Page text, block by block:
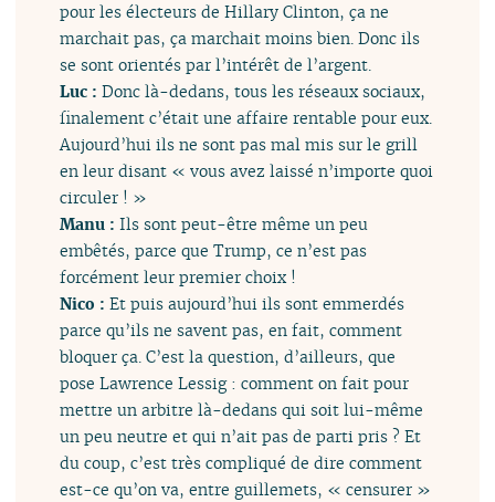
pour les électeurs de Hillary Clinton, ça ne
marchait pas, ça marchait moins bien. Donc ils
se sont orientés par l’intérêt de l’argent.
Luc :Donc là-dedans, tous les réseaux sociaux,
finalement c’était une affaire rentable pour eux.
Aujourd’hui ils ne sont pas mal mis sur le grill
en leur disant « vous avez laissé n’importe quoi
circuler ! »
Manu :Ils sont peut-être même un peu
embêtés, parce que Trump, ce n’est pas
forcément leur premier choix !
Nico :Et puis aujourd’hui ils sont emmerdés
parce qu’ils ne savent pas, en fait, comment
bloquer ça. C’est la question, d’ailleurs, que
pose Lawrence Lessig : comment on fait pour
mettre un arbitre là-dedans qui soit lui-même
un peu neutre et qui n’ait pas de parti pris ? Et
du coup, c’est très compliqué de dire comment
est-ce qu’on va, entre guillemets, « censurer »